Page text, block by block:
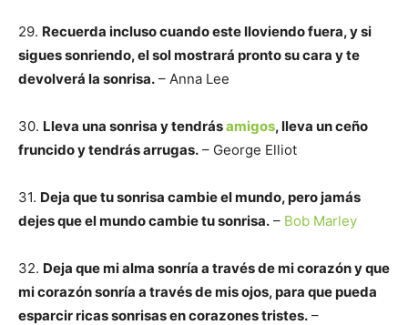
29. Recuerda incluso cuando este lloviendo fuera, y si
sigues sonriendo, el sol mostrará pronto su cara y te
devolverá la sonrisa. – Anna Lee
30. Lleva una sonrisa y tendrásamigos, lleva un ceño
fruncido y tendrás arrugas. – George Elliot
31. Deja que tu sonrisa cambie el mundo, pero jamás
dejes que el mundo cambie tu sonrisa. – Bob Marley
32. Deja que mi alma sonría a través de mi corazón y que
mi corazón sonría a través de mis ojos, para que pueda
esparcir ricas sonrisas en corazones tristes. –